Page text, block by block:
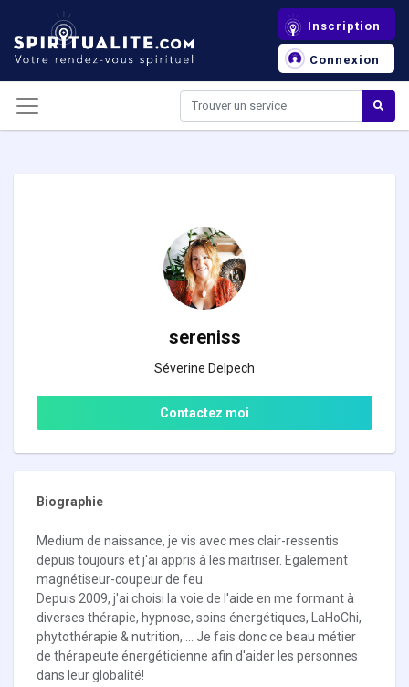
Inscription
Connexion
sereniss
Séverine Delpech
Contactez moi
Biographie
Medium de naissance, je vis avec mes clair-ressentis
depuis toujours et j'ai appris à les maitriser. Egalement
magnétiseur-coupeur de feu.
Depuis 2009, j'ai choisi la voie de l'aide en me formant à
diverses thérapie, hypnose, soins énergétiques, LaHoChi,
phytothérapie & nutrition, ... Je fais donc ce beau métier
de thérapeute énergéticienne afin d'aider les personnes
dans leur globalité!